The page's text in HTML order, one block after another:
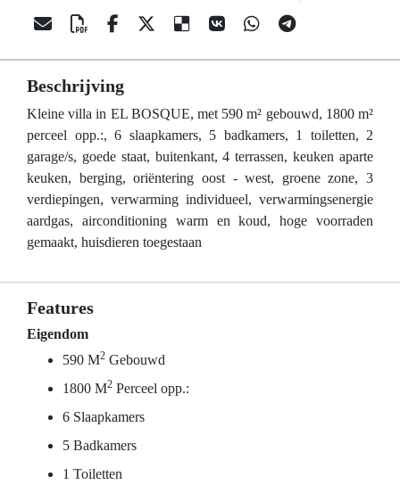
Beschrijving
Kleine villa in EL BOSQUE, met 590 m² gebouwd, 1800 m²
perceel opp.:, 6 slaapkamers, 5 badkamers, 1 toiletten, 2
garage/s, goede staat, buitenkant, 4 terrassen, keuken aparte
keuken, berging, oriëntering oost - west, groene zone, 3
verdiepingen, verwarming individueel, verwarmingsenergie
aardgas, airconditioning warm en koud, hoge voorraden
gemaakt, huisdieren toegestaan
Features
Eigendom
590 M2 Gebouwd
1800 M2 Perceel opp.:
6 Slaapkamers
5 Badkamers
1 Toiletten